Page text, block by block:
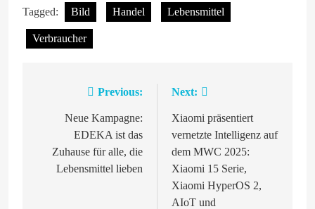
Tagged: Bild Handel Lebensmittel
Verbraucher
Beitragsnavigation
Previous:
Neue Kampagne:
EDEKA ist das
Zuhause für alle, die
Lebensmittel lieben
Next:
Xiaomi präsentiert
vernetzte Intelligenz auf
dem MWC 2025:
Xiaomi 15 Serie,
Xiaomi HyperOS 2,
AIoT und